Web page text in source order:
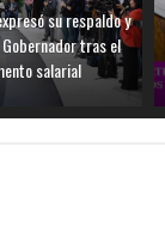
su respaldo y
tras el
salarial